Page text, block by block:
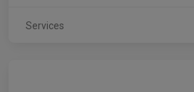
Services